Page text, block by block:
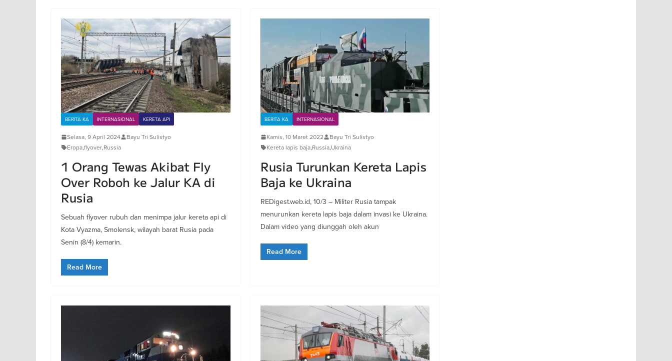
BERITA KA INTERNASIONAL KERETA API
Selasa, 9 April 2024
Bayu Tri Sulistyo
Eropa,flyover,Russia
1 Orang Tewas Akibat Fly
Over Roboh ke Jalur KA di
Rusia
Sebuah flyover rubuh dan menimpa jalur kereta api di
Kota Vyazma, Smolensk, wilayah barat Rusia pada
Senin (8/4) kemarin.
Read More
BERITA KA INTERNASIONAL
Kamis, 10 Maret 2022
Bayu Tri Sulistyo
Kereta lapis baja,Russia,Ukraina
Rusia Turunkan Kereta Lapis
Baja ke Ukraina
REDigest.web.id, 10/3 – Militer Rusia tampak
menurunkan kereta lapis baja dalam invasi ke Ukraina.
Dalam video yang diunggah oleh akun
Read More